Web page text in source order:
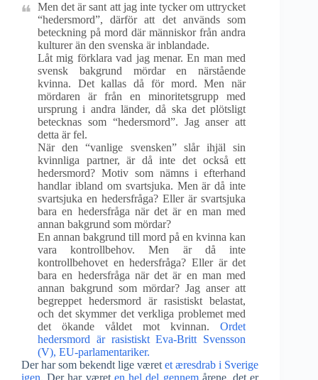
Men det är sant att jag inte tycker om uttrycket
“hedersmord”, därför att det används som
beteckning på mord där människor från andra
kulturer än den svenska är inblandade.
Låt mig förklara vad jag menar. En man med
svensk bakgrund mördar en närstående
kvinna. Det kallas då för mord. Men när
mördaren är från en minoritetsgrupp med
ursprung i andra länder, då ska det plötsligt
betecknas som “hedersmord”. Jag anser att
detta är fel.
När den “vanlige svensken” slår ihjäl sin
kvinnliga partner, är då inte det också ett
hedersmord? Motiv som nämns i efterhand
handlar ibland om svartsjuka. Men är då inte
svartsjuka en hedersfråga? Eller är svartsjuka
bara en hedersfråga när det är en man med
annan bakgrund som mördar?
En annan bakgrund till mord på en kvinna kan
vara kontrollbehov. Men är då inte
kontrollbehovet en hedersfråga? Eller är det
bara en hedersfråga när det är en man med
annan bakgrund som mördar? Jag anser att
begreppet hedersmord är rasistiskt belastat,
och det skymmer det verkliga problemet med
det ökande våldet mot kvinnan.Ordet
hedersmord är rasistiskt Eva-Britt Svensson
(V), EU-parlamentariker.
Der har som bekendt lige væretet æresdrab i Sverige
igen. Der har været en hel del gennem årene, det er